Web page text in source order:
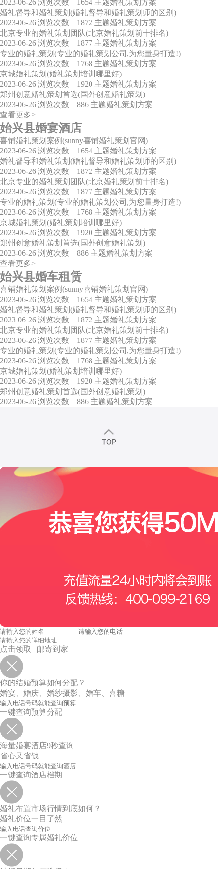
2023-06-26 浏览次数：1654 主题婚礼策划方案
婚礼督导和婚礼策划(婚礼督导和婚礼策划师的区别)
2023-06-26 浏览次数：1872 主题婚礼策划方案
北京专业的婚礼策划团队(北京婚礼策划前十排名)
2023-06-26 浏览次数：1877 主题婚礼策划方案
专业的婚礼策划(专业的婚礼策划公司,为您量身打造!)
2023-06-26 浏览次数：1768 主题婚礼策划方案
京城婚礼策划(婚礼策划培训哪里好)
2023-06-26 浏览次数：1920 主题婚礼策划方案
郑州创意婚礼策划首选(国外创意婚礼策划)
2023-06-26 浏览次数：886 主题婚礼策划方案
查看更多>
始兴县婚宴酒店
喜铺婚礼策划案例(sunny喜铺婚礼策划官网)
2023-06-26 浏览次数：1654 主题婚礼策划方案
婚礼督导和婚礼策划(婚礼督导和婚礼策划师的区别)
2023-06-26 浏览次数：1872 主题婚礼策划方案
北京专业的婚礼策划团队(北京婚礼策划前十排名)
2023-06-26 浏览次数：1877 主题婚礼策划方案
专业的婚礼策划(专业的婚礼策划公司,为您量身打造!)
2023-06-26 浏览次数：1768 主题婚礼策划方案
京城婚礼策划(婚礼策划培训哪里好)
2023-06-26 浏览次数：1920 主题婚礼策划方案
郑州创意婚礼策划首选(国外创意婚礼策划)
2023-06-26 浏览次数：886 主题婚礼策划方案
查看更多>
始兴县婚车租赁
喜铺婚礼策划案例(sunny喜铺婚礼策划官网)
2023-06-26 浏览次数：1654 主题婚礼策划方案
婚礼督导和婚礼策划(婚礼督导和婚礼策划师的区别)
2023-06-26 浏览次数：1872 主题婚礼策划方案
北京专业的婚礼策划团队(北京婚礼策划前十排名)
2023-06-26 浏览次数：1877 主题婚礼策划方案
专业的婚礼策划(专业的婚礼策划公司,为您量身打造!)
2023-06-26 浏览次数：1768 主题婚礼策划方案
京城婚礼策划(婚礼策划培训哪里好)
2023-06-26 浏览次数：1920 主题婚礼策划方案
郑州创意婚礼策划首选(国外创意婚礼策划)
2023-06-26 浏览次数：886 主题婚礼策划方案
点击领取 邮寄到家
你的结婚预算如何分配？
婚宴、婚庆、婚纱摄影、婚车、喜糖
一键查询预算分配
海量婚宴酒店9秒查询
省心又省钱
一键查询酒店档期
婚礼布置市场行情到底如何？
婚礼价位一目了然
一键查询专属婚礼价位